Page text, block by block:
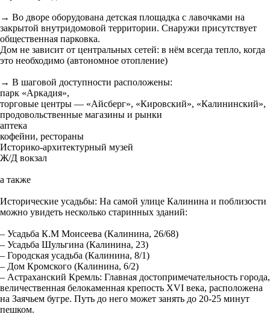
→ Во дворе оборудована детская площадка с лавочками на
закрытой внутридомовой территории. Снаружи присутствует
общественная парковка.
Дом не зависит от центральных сетей: в нём всегда тепло, когда
это необходимо (автономное отопление)
→ В шаговой доступности расположены:
парк «Аркадия»,
торговые центры — «Айсберг», «Кировский», «Калининский»,
продовольственные магазины и рынки
аптека
кофейни, рестораны
Историко-архитектурный музей
Ж/Д вокзал
а также
Исторические усадьбы: На самой улице Калинина и поблизости
можно увидеть несколько старинных зданий:
– Усадьба К.М Моисеева (Калинина, 26/68)
– Усадьба Шульгина (Калинина, 23)
– Городская усадьба (Калинина, 8/1)
– Дом Кромского (Калинина, 6/2)
– Астраханский Кремль: Главная достопримечательность города,
величественная белокаменная крепость XVI века, расположена
на Заячьем бугре. Путь до него может занять до 20-25 минут
пешком.